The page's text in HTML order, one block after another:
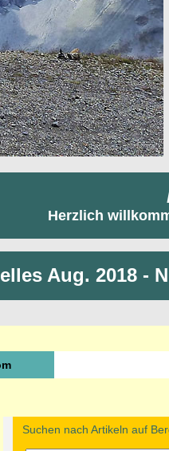
Herzlich
Aug. 2018 -
Suchen nach Artikeln auf